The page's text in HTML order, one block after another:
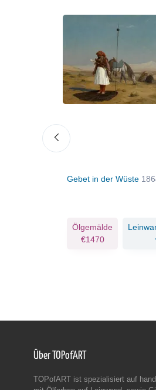
Gebet in der Wüste
Ölgemälde
€1470
Über TOPofART
TOPofART ist spezialisiert auf